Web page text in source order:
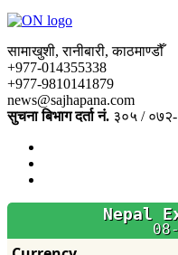
सामाखुशी, रानीबारी, काठमाण्डौँ
+977-014355338
+977-9810141879
news@sajhapana.com
सुचना बिभाग दर्ता नं. ३०५ /